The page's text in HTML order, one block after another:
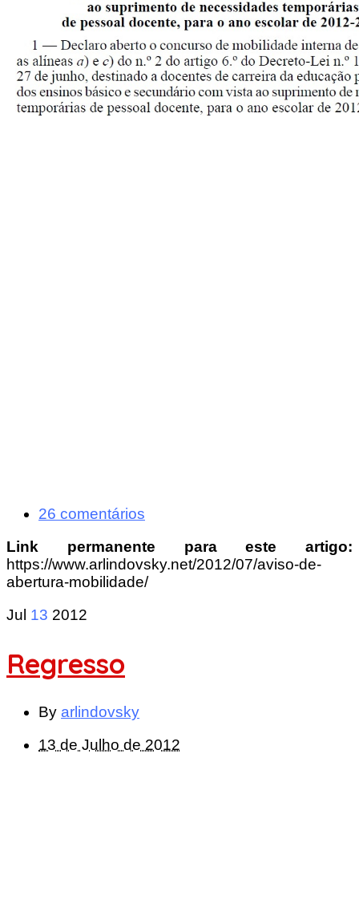
26 comentários
Link permanente para este artigo:
https://www.arlindovsky.net/2012/07/aviso-de-
abertura-mobilidade/
Jul 13 2012
Regresso
By arlindovsky
13 de Julho de 2012